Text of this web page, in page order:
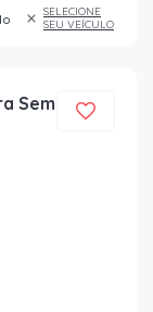
SELECIONE
SEU VEÍCULO
Sem